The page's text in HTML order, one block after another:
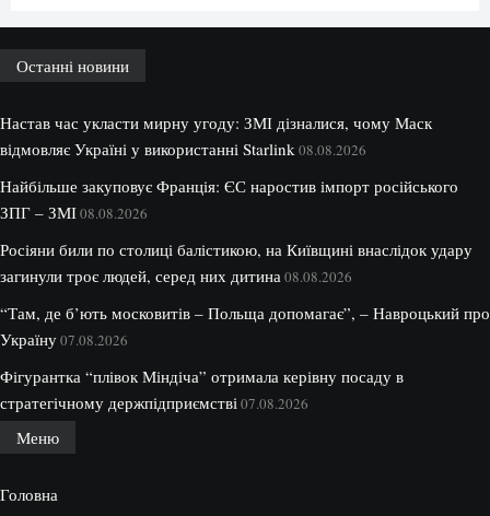
Останні новини
Настав час укласти мирну угоду: ЗМІ дізналися, чому Маск
відмовляє Україні у використанні Starlink 08.08.2026
Найбільше закуповує Франція: ЄС наростив імпорт російського
ЗПГ – ЗМІ08.08.2026
Росіяни били по столиці балістикою, на Київщині внаслідок удару
загинули троє людей, серед них дитина 08.08.2026
“Там, де б’ють московитів – Польща допомагає”, – Навроцький про
Україну07.08.2026
Фігурантка “плівок Міндіча” отримала керівну посаду в
стратегічному держпідприємстві 07.08.2026
Меню
Головна